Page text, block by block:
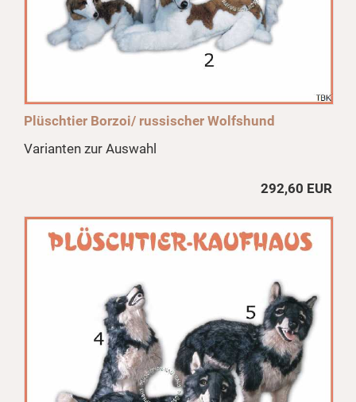
Plüschtier Borzoi/ russischer Wolfshund
Varianten zur Auswahl
292,60 EUR